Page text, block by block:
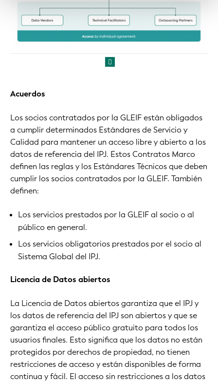
Acuerdos
Los socios contratados por la GLEIF están obligados
a cumplir determinados Estándares de Servicio y
Calidad para mantener un acceso libre y abierto a los
datos de referencia del IPJ. Estos Contratos Marco
definen las reglas y los Estándares Técnicos que deben
cumplir los socios contratados por la GLEIF. También
definen:
Los servicios prestados por la GLEIF al socio o al
público en general.
Los servicios obligatorios prestados por el socio al
Sistema Global del IPJ.
Licencia de Datos abiertos
La Licencia de Datos abiertos garantiza que el IPJ y
los datos de referencia del IPJ son abiertos y que se
garantiza el acceso público gratuito para todos los
usuarios finales. Esto significa que los datos no están
protegidos por derechos de propiedad, no tienen
restricciones de acceso y están disponibles de forma
continua y fácil. El acceso sin restricciones a los datos